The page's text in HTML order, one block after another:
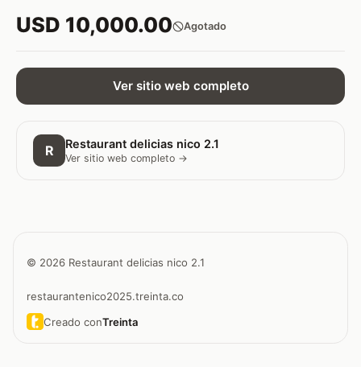
USD 10,000.00 Agotado
Ver sitio web completo
R Restaurant delicias nico 2.1
Ver sitio web completo →
© 2026 Restaurant delicias nico 2.1
restaurantenico2025.treinta.co
Creado conTreinta